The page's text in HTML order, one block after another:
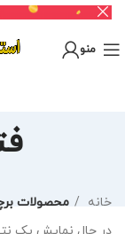
منو
خانه
محصولات